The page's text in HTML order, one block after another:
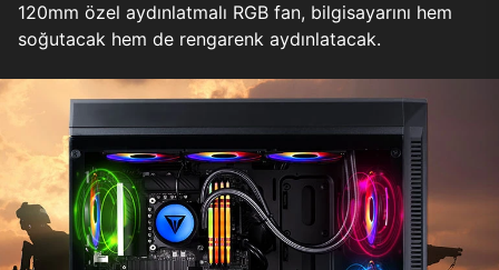
120mm özel aydınlatmalı RGB fan, bilgisayarını hem
soğutacak hem de rengarenk aydınlatacak.